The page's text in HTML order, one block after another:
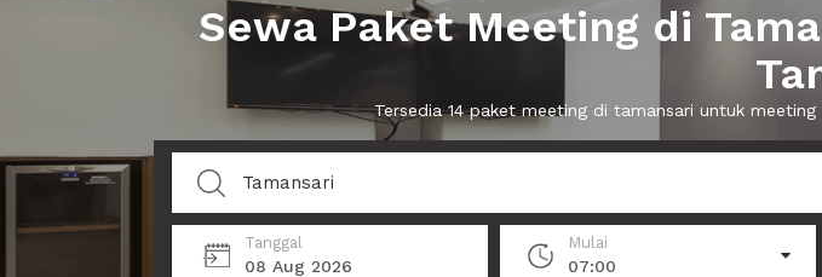
Sewa Paket Meeting di
Tersedia 14 paket meeting di tamansari untuk
Tanggal
08 Aug 2026
Mulai
07:00